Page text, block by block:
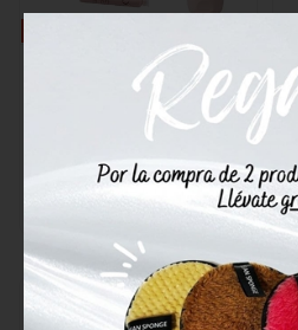
D’Lucanni Pack Anti-
estrías y Reafirmante
Reaffermine Forte -
Crema y Shot
Comprar